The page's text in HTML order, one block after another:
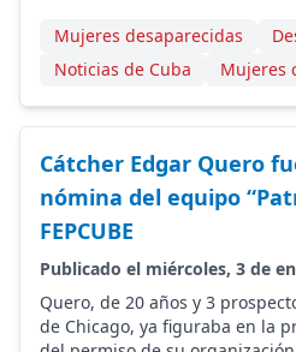
Mujeres desaparecidas
Noticias de Cuba
Mujeres
Cátcher Edgar Quero
nómina del equipo
FEPCUBE
Publicado el miércoles, 3 de
Quero, de 20 años y 3
de Chicago, ya figuraba en la